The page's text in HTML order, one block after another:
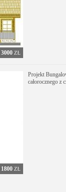
3000ZŁ
1800ZŁ
Projekt
całorocznego z